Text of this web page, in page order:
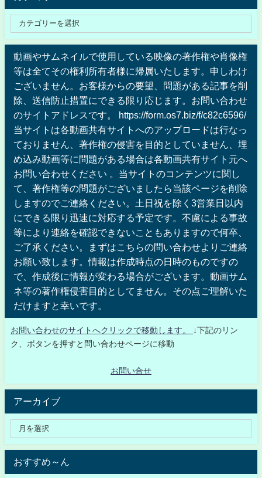
動画やサムネイルで使用している映像の著作権や肖像権
等は全てその権利所有者様に帰属いたします。申しわけ
ございません。お客様からの要望、問題がある記事を削
除、送信防止措置にできる限り応じます。お問い合わせ
のサイトアドレスです。 https://form.os7.biz/f/c82c6596/
当サイトは各動画共有サイトへのアップロードは行なっ
ておりません、著作権の侵害を目的としていません、埋
め込み動画等に問題がある場合は各動画共有サイト元へ
お問い合わせください 。当サイトのコンテンツに関し
て、著作権等の問題がございましたら当該ページを削除
しますのでご連絡ください。土日祝を除く3営業日以内
にできる限り迅速に対応する予定です。不慮による事故
等により連絡を確認できないこともありますので何卒、
ご了承ください。まずはこちらの問い合わせよりご連絡
お願い致します。情報は作成時点の日時のものですの
で、作成後に情報が変わる場合がございます。動画サム
ネ等の著作権侵害目的としてません。その点ご理解いた
だけますと幸いです。
お問い合わせのサイトへクリックで移動します。
↓下記のリン
ク、ボタンを押すと問い合わせページに移動
お問い合せ
アーカイブ
おすすめ～ん